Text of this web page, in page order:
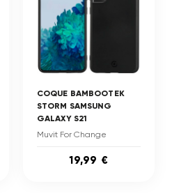
COQUE BAMBOOTEK
STORM SAMSUNG
GALAXY S21
Muvit For Change
19,99 €